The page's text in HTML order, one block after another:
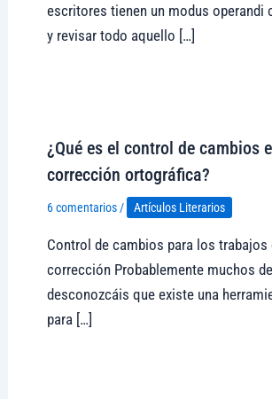
escritores tienen un modus operandi
y revisar todo aquello […]
¿Qué es el control de cambios
corrección ortográfica?
6 comentarios / Artículos Literarios
Control de cambios para los trabajos
corrección Probablemente muchos
desconozcáis que existe una
para […]